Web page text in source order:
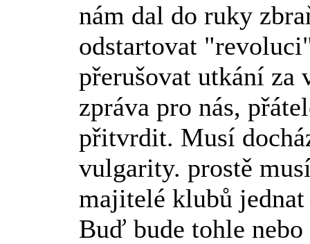
nám dal do ruky
odstartovat
přerušovat utkání za
zpráva pro nás,
přitvrdit. Musí
vulgarity. prostě
majitelé klubů jednat
Buď bude tohle